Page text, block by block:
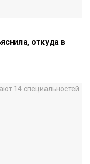
откуда в